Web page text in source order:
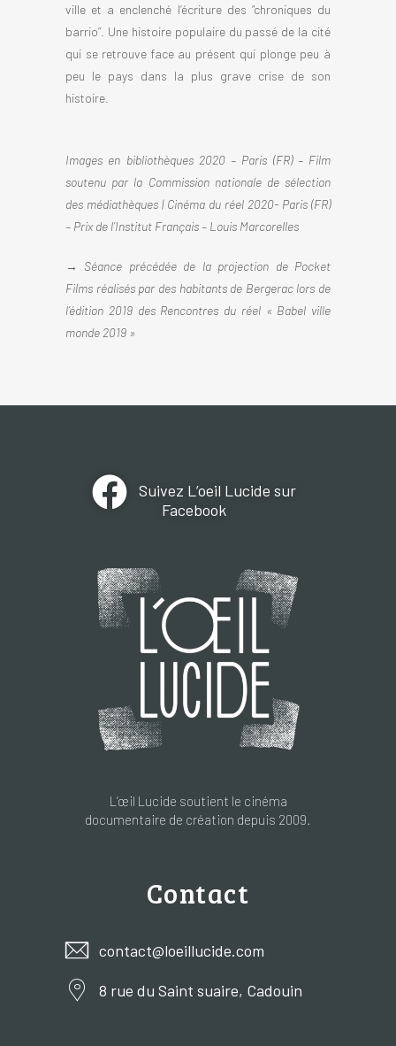
ville et a enclenché l’écriture des “chroniques du
barrio”. Une histoire populaire du passé de la cité
qui se retrouve face au présent qui plonge peu à
peu le pays dans la plus grave crise de son
histoire.
Images en bibliothèques 2020 – Paris (FR) – Film
soutenu par la Commission nationale de sélection
des médiathèques | Cinéma du réel 2020- Paris (FR)
– Prix de l’Institut Français – Louis Marcorelles
→ Séance précédée de la projection de Pocket
Films réalisés par des habitants de Bergerac lors de
l’édition 2019 des Rencontres du réel « Babel ville
monde 2019 »
Suivez L’oeil Lucide sur
Facebook
L’œil Lucide soutient le cinéma
documentaire de création depuis 2009.
Contact
contact@loeillucide.com
8 rue du Saint suaire, Cadouin